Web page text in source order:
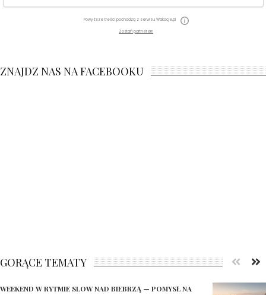
Powyższe treści pochodzą z serwisu Wakacje.pl
Zostań partnerem
ZNAJDZ NAS NA FACEBOOKU
GORĄCE TEMATY
WEEKEND W RYTMIE SLOW NAD BIEBRZĄ — POMYSŁ NA